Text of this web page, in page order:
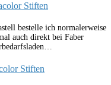
Stiften
bestelle ich normalerweise
auch direkt bei Faber
Stiften